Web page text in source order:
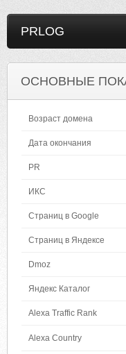
PRLOG
ОСНОВНЫЕ
Возраст домена
Дата окончания
PR
ИКС
Страниц в Google
Страниц в Яндексе
Dmoz
Яндекс Каталог
Alexa Traffic Rank
Alexa Country